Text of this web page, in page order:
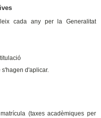
cada any per la Generalitat
s'hagen d'aplicar.
(taxes acadèmiques per